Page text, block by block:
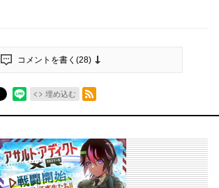
コメントを書く(28)
埋め込む
RSSフィード